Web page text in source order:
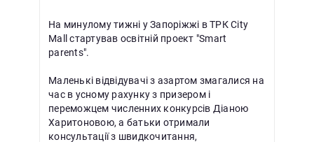
На минулому тижні у Запоріжжі в ТРК City
Мall стартував освітній проект "Smart
parents".
Маленькі відвідувачі з азартом змагалися на
час в усному рахунку з призером і
переможцем численних конкурсів Діаною
Харитоновою, а батьки отримали
консультації з швидкочитання,